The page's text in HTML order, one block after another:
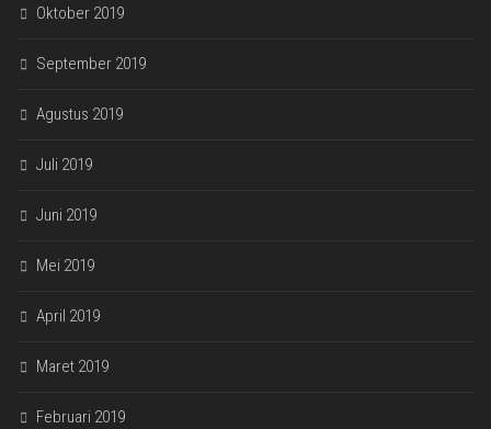
Oktober 2019
September 2019
Agustus 2019
Juli 2019
Juni 2019
Mei 2019
April 2019
Maret 2019
Februari 2019